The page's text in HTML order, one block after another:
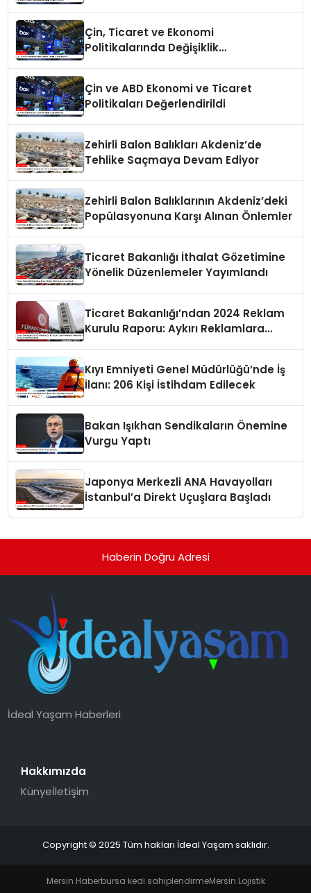
Çin, Ticaret ve Ekonomi
Politikalarında Değişiklik
Çin ve ABD Ekonomi ve Ticaret
Politikaları Değerlendirildi
Zehirli Balon Balıkları Akdeniz’de
Tehlike Saçmaya Devam Ediyor
Zehirli Balon Balıklarının Akdeniz’deki
Popülasyonuna Karşı Alınan Önlemler
Ticaret Bakanlığı İthalat Gözetimine
Yönelik Düzenlemeler Yayımlandı
Ticaret Bakanlığı’ndan 2024 Reklam
Kurulu Raporu: Aykırı Reklamlara
Kıyı Emniyeti Genel Müdürlüğü’nde İş
İlanı: 206 Kişi İstihdam Edilecek
Bakan Işıkhan Sendikaların Önemine
Vurgu Yaptı
Japonya Merkezli ANA Havayolları
İstanbul’a Direkt Uçuşlara Başladı
Haberin Doğru Adresi
İdeal Yaşam Haberleri
Hakkımızda
Künyeİletişim
Copyright © 2025 Tüm hakları İdeal Yaşam saklıdır.
Mersin Haberbursa kedi sahiplendirmeMersin Lojistik